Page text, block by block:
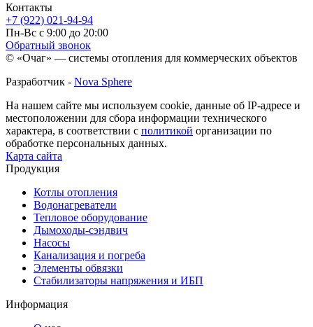
Контакты
+7 (922) 021-94-94
Пн-Вс с 9:00 до 20:00
Обратный звонок
© «Очаг» — системы отопления для коммерческих объектов
Разработчик - Nova Sphere
На нашем сайте мы используем cookie, данные об IP-адресе и
местоположении для сбора информации технического
характера, в соответствии с политикой организации по
обработке персональных данных.
Карта сайта
Продукция
Котлы отопления
Водонагреватели
Тепловое оборудование
Дымоходы-сэндвич
Насосы
Канализация и погреба
Элементы обвязки
Стабилизаторы напряжения и ИБП
Информация